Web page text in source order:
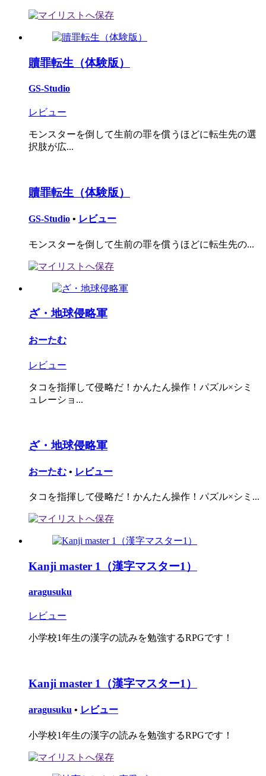
贖罪転生（体験版）
GS-Studio
レビュー
モンスターを倒して生前の罪を償うほどに転生先の選
択肢が広...
贖罪転生（体験版）
GS-Studio • レビュー
モンスターを倒して生前の罪を償うほどに転生先の...
ざ・地球侵略軍
おーたむ
レビュー
タコを指揮して侵略だ！かんたん操作！パズル×シミ
ュレーショ...
ざ・地球侵略軍
おーたむ • レビュー
タコを指揮して侵略だ！かんたん操作！パズル×シミ...
Kanji master 1（漢字マスター1）
aragusuku
レビュー
小学校1年生の漢字の読みを勉強するRPGです！
Kanji master 1（漢字マスター1）
aragusuku • レビュー
小学校1年生の漢字の読みを勉強するRPGです！